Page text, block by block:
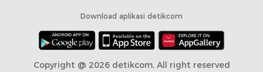
Download aplikasi detikcom
Copyright @ 2026 detikcom, All right reserved